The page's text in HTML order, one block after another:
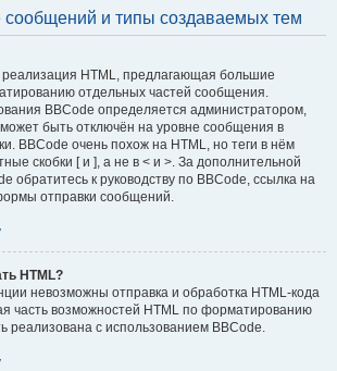
и типы создаваемых тем
HTML, предлагающая большие
отдельных частей сообщения.
BBCode определяется администратором,
быть отключён на уровне сообщения в
BBCode очень похож на HTML, но теги в нём
скобки [ и ], а не в < и >. За дополнительной
обратитесь к руководству по BBCode, ссылка на
отправки сообщений.
HTML?
невозможны отправка и обработка HTML-кода
часть возможностей HTML по форматированию
реализована с использованием BBCode.